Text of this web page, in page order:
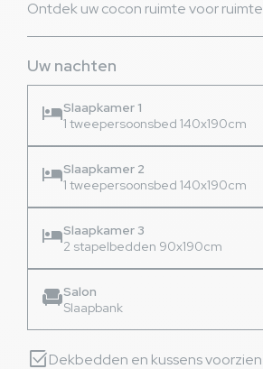
Ontdek uw cocon ruimte voor ruimte
Uw nachten
hotelSlaapkamer 1
1 tweepersoonsbed 140x190cm
hotelSlaapkamer 2
1 tweepersoonsbed 140x190cm
hotelSlaapkamer 3
2 stapelbedden 90x190cm
chairSalon
Slaapbank
select_check_boxDekbedden en kussens voorzien